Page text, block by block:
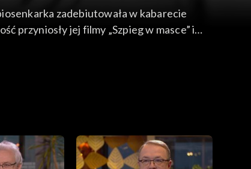
przyniosły jej filmy „Szpieg w masce” i